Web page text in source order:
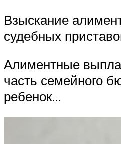
Взыскание
судебных
Алиментные
часть семейного
ребенок…